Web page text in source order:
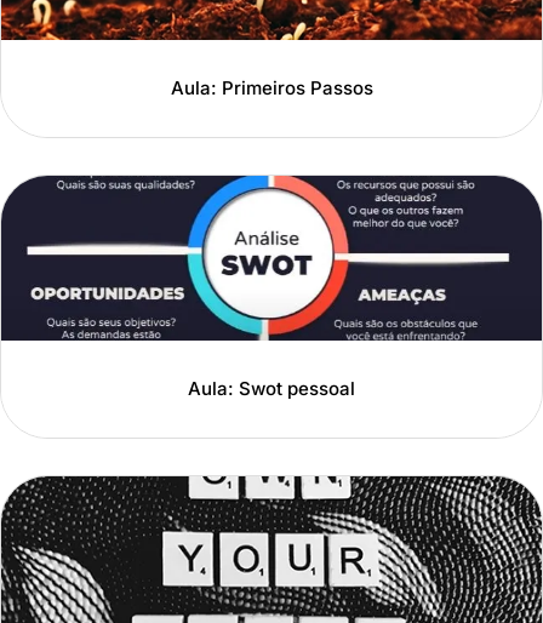
Aula: Primeiros Passos
Aula: Swot pessoal